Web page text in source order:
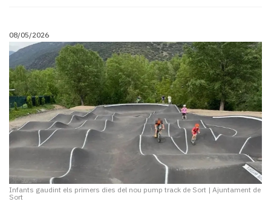
08/05/2026
Infants gaudint els primers dies del nou pump track de Sort | Ajuntament de
Sort